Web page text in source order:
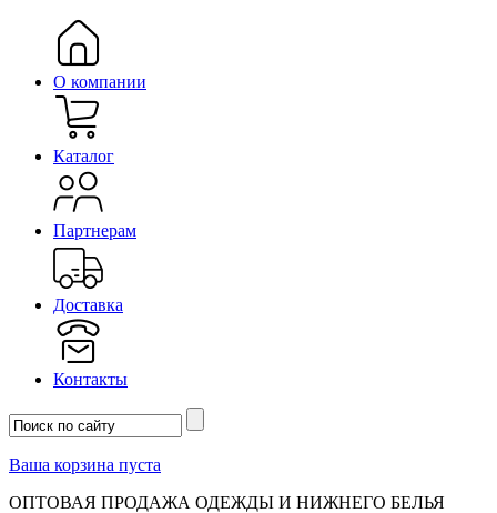
О компании
Каталог
Партнерам
Доставка
Контакты
Ваша корзина пуста
ОПТОВАЯ ПРОДАЖА ОДЕЖДЫ И НИЖНЕГО БЕЛЬЯ